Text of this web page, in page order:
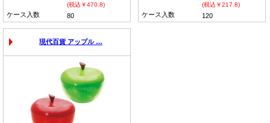
(税込￥470.8)
ケース入数 80
(税込￥217.8)
ケース入数 120
現代百貨 アップル …